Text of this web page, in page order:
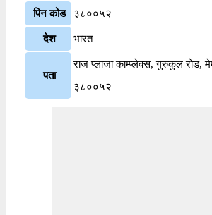
पिन कोड ३८००५२
देश भारत
पता
राज प्लाजा काम्प्लेक्स, गुरुकुल रोड,
३८००५२